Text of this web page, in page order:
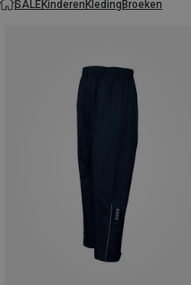
SALEKinderenKledingBroeken